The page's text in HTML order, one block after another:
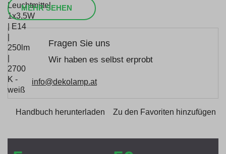
MEHR SEHEN
Fragen Sie uns
Wir haben es selbst erprobt
info@dekolamp.at
Handbuch herunterladen Zu den Favoriten hinzufügen